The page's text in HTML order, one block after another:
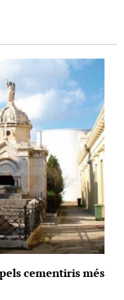
cementiris més